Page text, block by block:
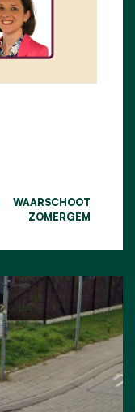
WAARSCHOOT
ZOMERGEM